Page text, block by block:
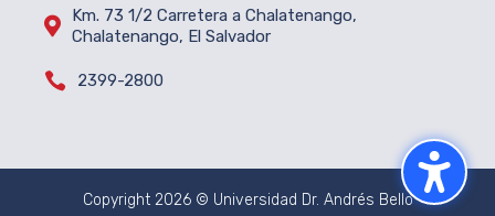

Km. 73 1/2 Carretera a Chalatenango,
Chalatenango, El Salvador
 2399-2800
Copyright 2026 © Universidad Dr. Andrés Bello